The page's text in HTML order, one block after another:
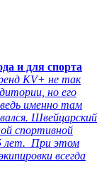
и для спорта
KV+ не так
но его
именно там
Швейцарский
спортивной
лет. При этом
всегда